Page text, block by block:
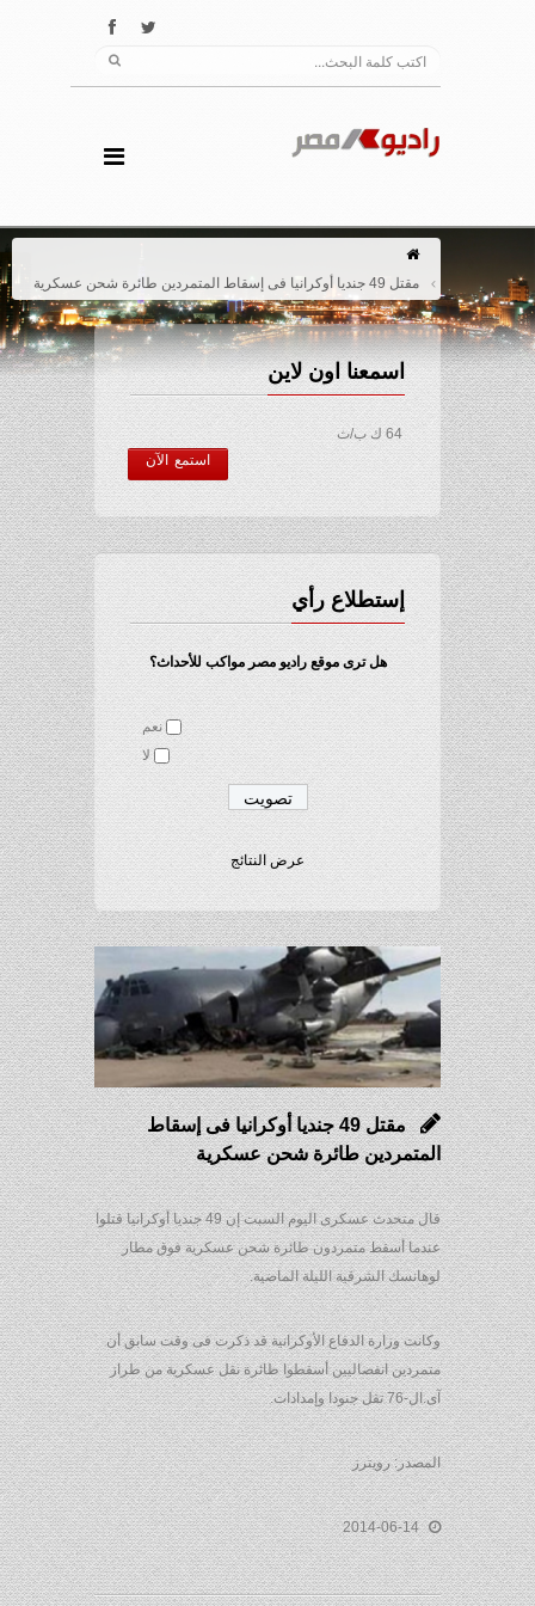
مقتل 49 جنديا أوكرانيا فى إسقاط المتمردين طائرة شحن عسكرية
اسمعنا اون لاين
64 ك ب/ث
استمع الآن
إستطلاع رأي
هل ترى موقع راديو مصر مواكب للأحداث؟
نعم
لا
عرض النتائج
مقتل 49 جنديا أوكرانيا فى إسقاط
المتمردين طائرة شحن عسكرية
قال متحدث عسكرى اليوم السبت إن 49 جنديا أوكرانيا قتلوا
عندما أسقط متمردون طائرة شحن عسكرية فوق مطار
لوهانسك الشرقية الليلة الماضية.
وكانت وزارة الدفاع الأوكرانية قد ذكرت فى وقت سابق أن
متمردين انفصاليين أسقطوا طائرة نقل عسكرية من طراز
آى.ال-76 تقل جنودا وإمدادات.
المصدر: رويترز
2014-06-14